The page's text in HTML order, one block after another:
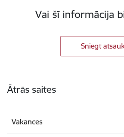
Vai šī informācija
Sniegt
Ātrās saites
Vakances